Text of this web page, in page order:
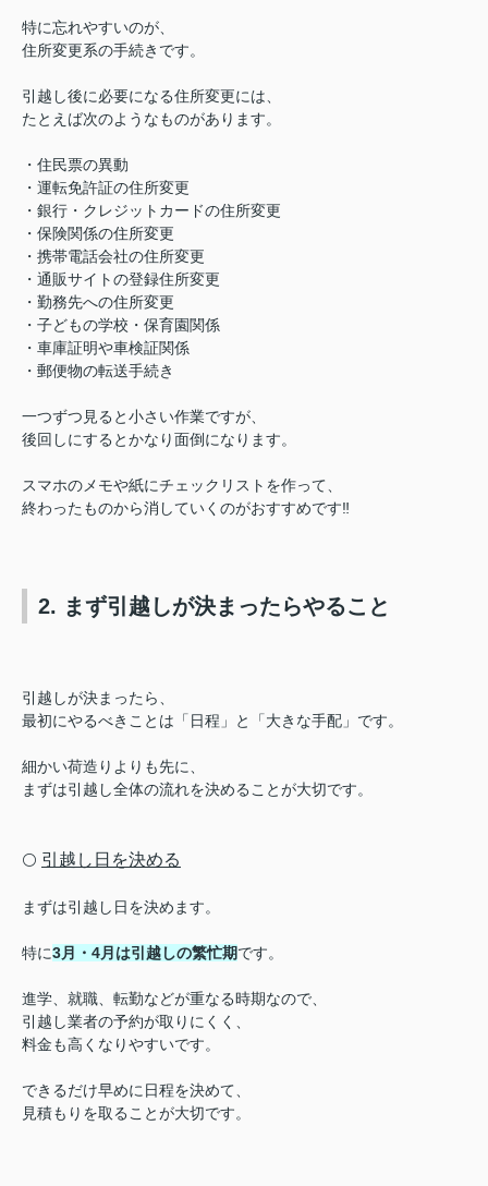
特に忘れやすいのが、
住所変更系の手続きです。
引越し後に必要になる住所変更には、
たとえば次のようなものがあります。
・住民票の異動
・運転免許証の住所変更
・銀行・クレジットカードの住所変更
・保険関係の住所変更
・携帯電話会社の住所変更
・通販サイトの登録住所変更
・勤務先への住所変更
・子どもの学校・保育園関係
・車庫証明や車検証関係
・郵便物の転送手続き
一つずつ見ると小さい作業ですが、
後回しにするとかなり面倒になります。
スマホのメモや紙にチェックリストを作って、
終わったものから消していくのがおすすめです‼︎
2. まず引越しが決まったらやること
引越しが決まったら、
最初にやるべきことは「日程」と「大きな手配」です。
細かい荷造りよりも先に、
まずは引越し全体の流れを決めることが大切です。
⚪️ 引越し日を決める
まずは引越し日を決めます。
特に3月・4月は引越しの繁忙期です。
進学、就職、転勤などが重なる時期なので、
引越し業者の予約が取りにくく、
料金も高くなりやすいです。
できるだけ早めに日程を決めて、
見積もりを取ることが大切です。